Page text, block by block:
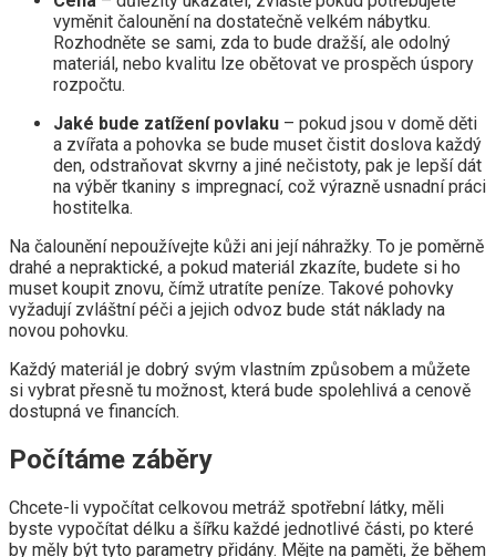
vyměnit čalounění na dostatečně velkém nábytku.
Rozhodněte se sami, zda to bude dražší, ale odolný
materiál, nebo kvalitu lze obětovat ve prospěch úspory
rozpočtu.
Jaké bude zatížení povlaku – pokud jsou v domě děti
a zvířata a pohovka se bude muset čistit doslova každý
den, odstraňovat skvrny a jiné nečistoty, pak je lepší dát
na výběr tkaniny s impregnací, což výrazně usnadní práci
hostitelka.
Na čalounění nepoužívejte kůži ani její náhražky. To je poměrně
drahé a nepraktické, a pokud materiál zkazíte, budete si ho
muset koupit znovu, čímž utratíte peníze. Takové pohovky
vyžadují zvláštní péči a jejich odvoz bude stát náklady na
novou pohovku.
Každý materiál je dobrý svým vlastním způsobem a můžete
si vybrat přesně tu možnost, která bude spolehlivá a cenově
dostupná ve financích.
Počítáme záběry
Chcete-li vypočítat celkovou metráž spotřební látky, měli
byste vypočítat délku a šířku každé jednotlivé části, po které
by měly být tyto parametry přidány. Mějte na paměti, že během